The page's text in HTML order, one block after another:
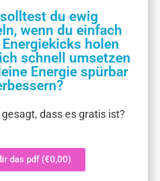
du ewig
wenn du einfach
holen
schnell umsetzen
Energie spürbar
dass es gratis ist?
das pdf (€0,00)